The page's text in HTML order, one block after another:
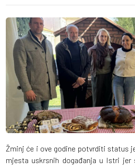
Žminj će i ove godine potvrditi status
mjesta uskrsnih događanja u Istri jer